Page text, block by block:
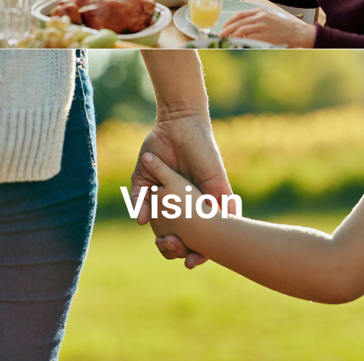
Vision
"Wir wollen den Genuss frischer,
verzehrfertiger Lebensmittel auf die
Tische der ganzen Welt bringen – mit
einem nachhaltigen Modell, das auf
Innovation, Kompetenz und Respekt
basiert.
Zu diesem Zweck kontrollieren wir jede
Phase der Wertschöpfungskette,
optimieren Verbrauch und Auswirkungen
und entwickeln stets zukunftsweisende
Lösungen für Qualität, Geschmack und
Praktikabilität."